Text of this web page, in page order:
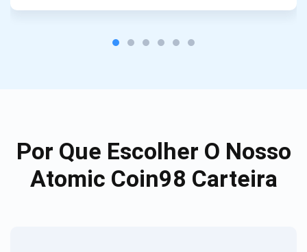
Por Que Escolher O Nosso
Atomic Coin98 Carteira